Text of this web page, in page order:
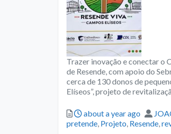
Trazer inovação e conectar o
de Resende, com apoio do
cerca de 130 donos de
Elíseos”, projeto de
Posted
about a year ago
pretende, Projeto, Resende,